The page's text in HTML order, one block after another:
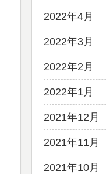
2022年4月
2022年3月
2022年2月
2022年1月
2021年12月
2021年11月
2021年10月